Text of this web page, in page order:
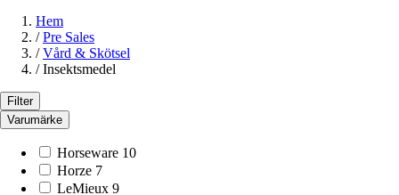
Hem
/ Pre Sales
/ Vård & Skötsel
/ Insektsmedel
Filter
Varumärke
Horseware 10
Horze 7
LeMieux 9